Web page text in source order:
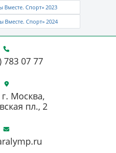
Спорт» 2023
Спорт» 2024
783 07 77
г. Москва,
пл., 2